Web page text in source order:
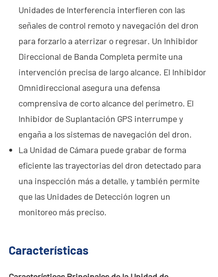
- Solución Portátil de Radar por Muro
- Solución de Intercepción de Wi-Fi
Sala de Noticias
- Noticias de la Compañía
- Vídeo
Servicios
- C-UAS Portátil Todo en Uno
Nosotros
Unidades de Interferencia interfieren con las
señales de control remoto y navegación del dron
para forzarlo a aterrizar o regresar. Un Inhibidor
Direccional de Banda Completa permite una
intervención precisa de largo alcance. El Inhibidor
Omnidireccional asegura una defensa
comprensiva de corto alcance del perímetro. El
Inhibidor de Suplantación GPS interrumpe y
engaña a los sistemas de navegación del dron.
La Unidad de Cámara puede grabar de forma
eficiente las trayectorias del dron detectado para
una inspección más a detalle, y también permite
que las Unidades de Detección logren un
monitoreo más preciso.
Características